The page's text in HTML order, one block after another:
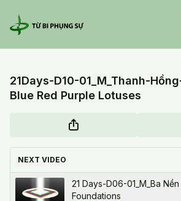
21Days-D10-01_M_Thanh-
Blue Red Purple Lotuses
NEXT VIDEO
21 Days-D06-01_M_Ba
Foundations